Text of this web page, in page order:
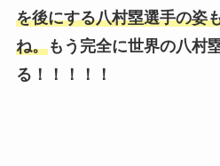
を後にする八村塁選手の姿
ね。もう完全に世界の八村
る！！！！！